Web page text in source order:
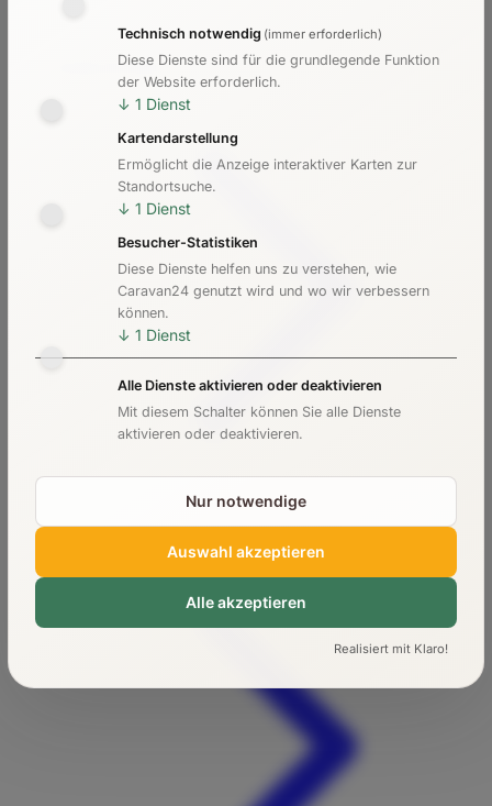
Kosten & Preise
Technisch notwendig (immer erforderlich)
Diese Dienste sind für die grundlegende Funktion
der Website erforderlich.
↓ 1 Dienst
Kartendarstellung
Ermöglicht die Anzeige interaktiver Karten zur
Standortsuche.
↓ 1 Dienst
Besucher-Statistiken
Diese Dienste helfen uns zu verstehen, wie
Caravan24 genutzt wird und wo wir verbessern
können.
↓ 1 Dienst
Alle Dienste aktivieren oder deaktivieren
Mit diesem Schalter können Sie alle Dienste
aktivieren oder deaktivieren.
Nur notwendige
Auswahl akzeptieren
Alle akzeptieren
Realisiert mit Klaro!